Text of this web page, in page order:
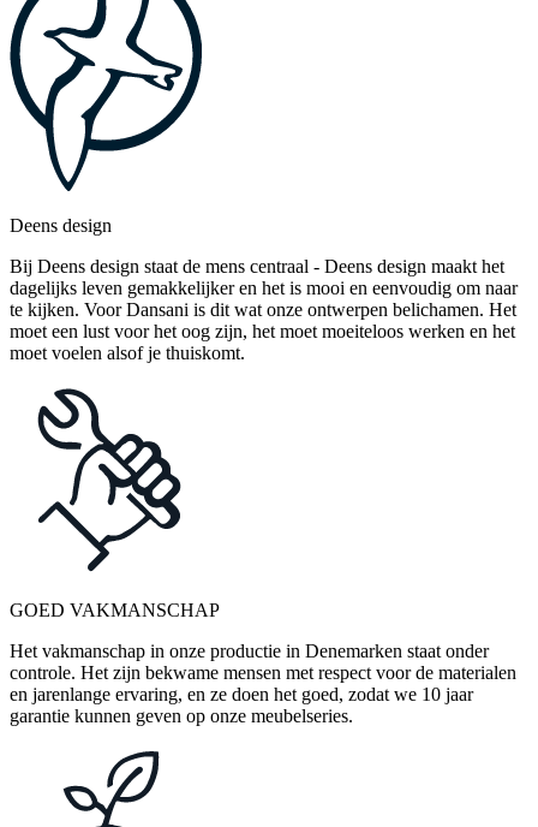
Deens design
Bij Deens design staat de mens centraal - Deens design maakt het
dagelijks leven gemakkelijker en het is mooi en eenvoudig om naar
te kijken. Voor Dansani is dit wat onze ontwerpen belichamen. Het
moet een lust voor het oog zijn, het moet moeiteloos werken en het
moet voelen alsof je thuiskomt.
GOED VAKMANSCHAP
Het vakmanschap in onze productie in Denemarken staat onder
controle. Het zijn bekwame mensen met respect voor de materialen
en jarenlange ervaring, en ze doen het goed, zodat we 10 jaar
garantie kunnen geven op onze meubelseries.